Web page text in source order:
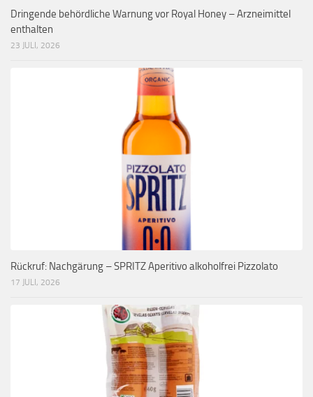
Dringende behördliche Warnung vor Royal Honey – Arzneimittel
enthalten
23 JULI, 2026
Rückruf: Nachgärung – SPRITZ Aperitivo alkoholfrei Pizzolato
17 JULI, 2026